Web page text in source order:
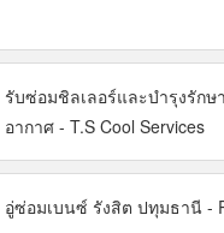
รับซ่อมชิลเลอร์และบำรุงรักษ
อากาศ - T.S Cool Services
อู่ซ่อมเบนซ์ รังสิต ปทุมธานี -